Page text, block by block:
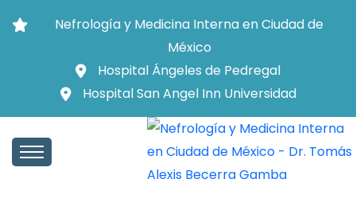
Nefrología y Medicina Interna en Ciudad de
México
Hospital Ángeles de Pedregal
Hospital San Angel Inn Universidad